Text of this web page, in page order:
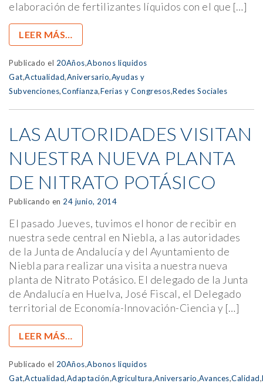
elaboración de fertilizantes líquidos con el que […]
LEER MÁS…
Publicado el 20Años,Abonos liquidos
Gat,Actualidad,Aniversario,Ayudas y
Subvenciones,Confianza,Ferias y Congresos,Redes Sociales
LAS AUTORIDADES VISITAN
NUESTRA NUEVA PLANTA
DE NITRATO POTÁSICO
Publicando en 24 junio, 2014
El pasado Jueves, tuvimos el honor de recibir en
nuestra sede central en Niebla, a las autoridades
de la Junta de Andalucía y del Ayuntamiento de
Niebla para realizar una visita a nuestra nueva
planta de Nitrato Potásico. El delegado de la Junta
de Andalucía en Huelva, José Fiscal, el Delegado
territorial de Economía-Innovación-Ciencia y […]
LEER MÁS…
Publicado el 20Años,Abonos liquidos
Gat,Actualidad,Adaptación,Agricultura,Aniversario,Avances,Calidad,